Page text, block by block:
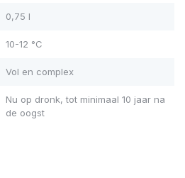
0,75 l
10-12 °C
Vol en complex
Nu op dronk, tot minimaal 10 jaar na
de oogst